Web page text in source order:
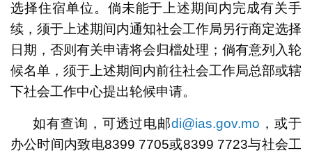
选择住宿单位。倘未能于上述期间内完成有关手
续，须于上述期间内通知社会工作局另行商定选择
日期，否则有关申请将会归檔处理；倘有意列入轮
候名单，须于上述期间内前往社会工作局总部或辖
下社会工作中心提出轮候申请。
如有查询，可透过电邮di@ias.gov.mo ，或于
办公时间内致电8399 7705或8399 7723与社会工